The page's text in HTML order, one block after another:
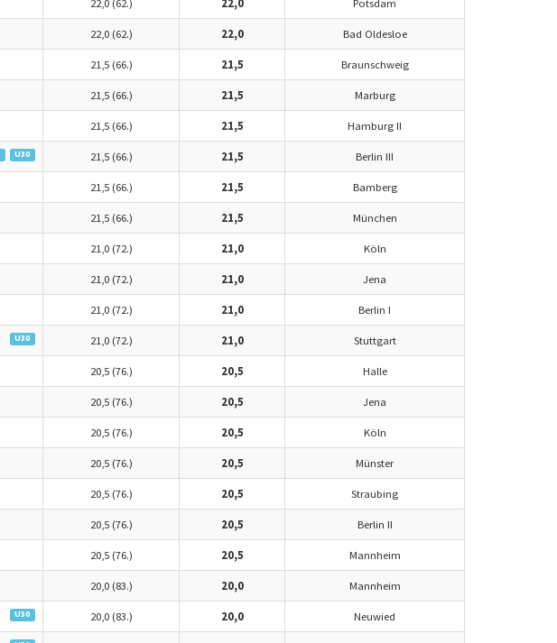
22,0 (62.) 22,0 Potsdam
22,0 (62.) 22,0 Bad Oldesloe
21,5 (66.) 21,5 Braunschweig
21,5 (66.) 21,5 Marburg
21,5 (66.) 21,5 Hamburg II
U30 21,5 (66.) 21,5 Berlin III
21,5 (66.) 21,5 Bamberg
21,5 (66.) 21,5 München
21,0 (72.) 21,0 Köln
21,0 (72.) 21,0 Jena
21,0 (72.) 21,0 Berlin I
U30 21,0 (72.) 21,0 Stuttgart
20,5 (76.) 20,5 Halle
20,5 (76.) 20,5 Jena
20,5 (76.) 20,5 Köln
20,5 (76.) 20,5 Münster
20,5 (76.) 20,5 Straubing
20,5 (76.) 20,5 Berlin II
20,5 (76.) 20,5 Mannheim
20,0 (83.) 20,0 Mannheim
U30 20,0 (83.) 20,0 Neuwied